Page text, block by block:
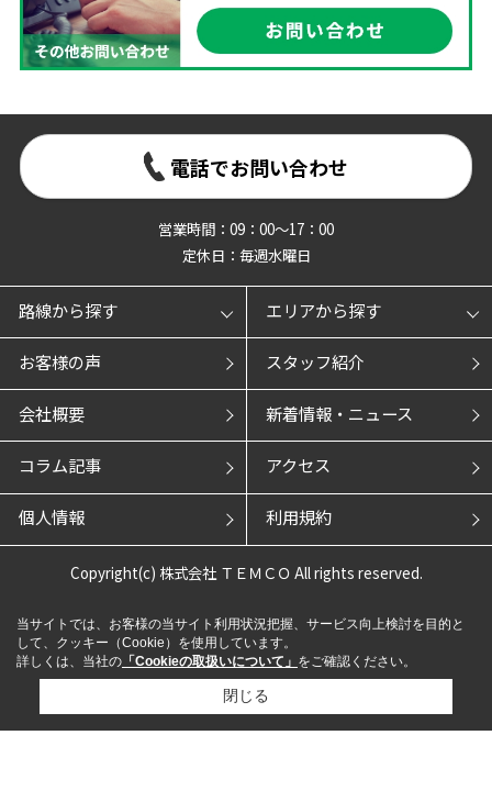
電話でお問い合わせ
営業時間：09：00～17：00
定休日：毎週水曜日
路線から探す エリアから探す
お客様の声 スタッフ紹介
会社概要 新着情報・ニュース
コラム記事 アクセス
個人情報 利用規約
Copyright(c) 株式会社 ＴＥＭＣＯ All rights reserved.
当サイトでは、お客様の当サイト利用状況把握、サービス向上検討を目的と
して、クッキー（Cookie）を使用しています。
詳しくは、当社の 「Cookieの取扱いについて」 をご確認ください。
閉じる